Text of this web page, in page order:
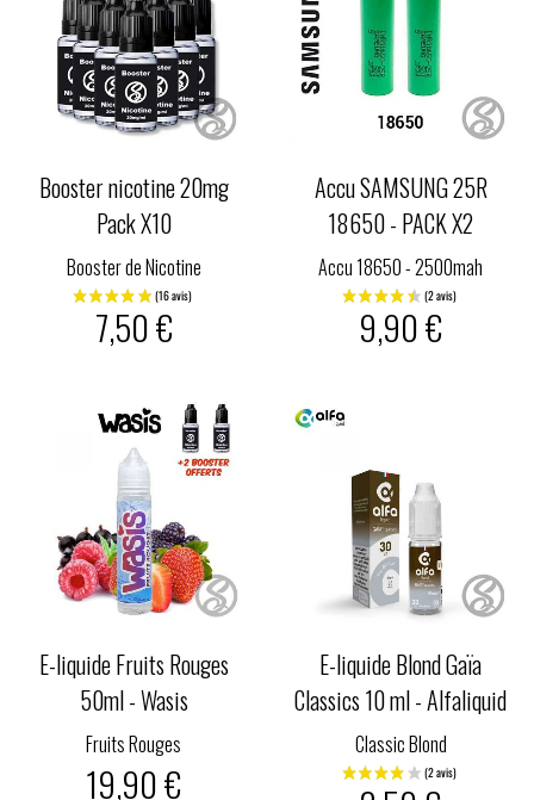
Booster nicotine 20mg
Pack X10
Booster de Nicotine
7,50 €
Accu SAMSUNG 25R
18650 - PACK X2
Accu 18650 - 2500mah
9,90 €
E-liquide Fruits Rouges
50ml - Wasis
Fruits Rouges
19,90 €
E-liquide Blond Gaïa
Classics 10 ml - Alfaliquid
Classic Blond